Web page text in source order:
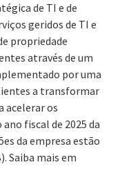
de TI e de
geridos de TI e
propriedade
através de um
por uma
a transformar
acelerar os
fiscal de 2025 da
da empresa estão
Saiba mais em